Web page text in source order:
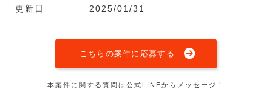
更新日 2025/01/31
こちらの案件に応募する
本案件に関する質問は公式LINEからメッセージ！